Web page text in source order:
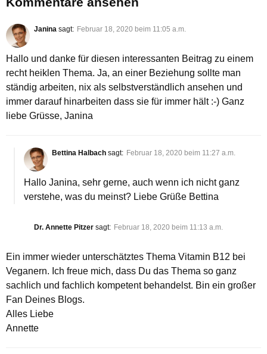
Janina sagt: Februar 18, 2020 beim 11:05 a.m.
Hallo und danke für diesen interessanten Beitrag zu einem
recht heiklen Thema. Ja, an einer Beziehung sollte man
ständig arbeiten, nix als selbstverständlich ansehen und
immer darauf hinarbeiten dass sie für immer hält :-) Ganz
liebe Grüsse, Janina
Bettina Halbach sagt: Februar 18, 2020 beim 11:27 a.m.
Hallo Janina, sehr gerne, auch wenn ich nicht ganz
verstehe, was du meinst? Liebe Grüße Bettina
Dr. Annette Pitzer sagt: Februar 18, 2020 beim 11:13 a.m.
Ein immer wieder unterschätztes Thema Vitamin B12 bei
Veganern. Ich freue mich, dass Du das Thema so ganz
sachlich und fachlich kompetent behandelst. Bin ein großer
Fan Deines Blogs.
Alles Liebe
Annette